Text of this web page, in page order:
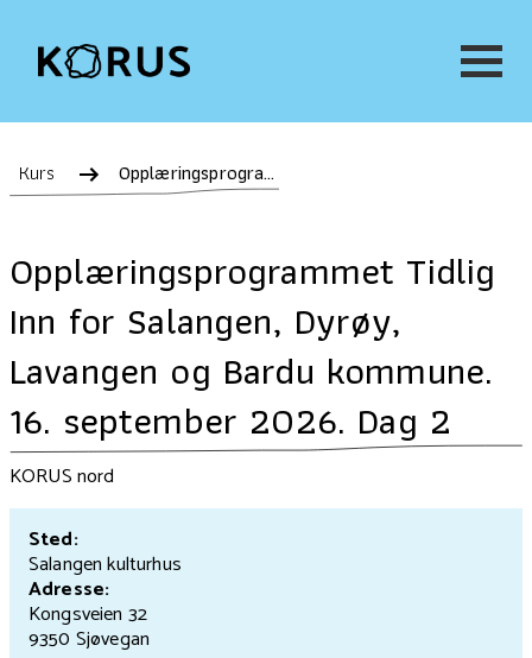
Kurs Opplæringsprogrammet Tidlig Inn for Salangen, Dyrøy, Lavangen og Bardu kommune. 16. september 2026. Dag 2
Opplæringsprogrammet Tidlig
Inn for Salangen, Dyrøy,
Lavangen og Bardu kommune.
16. september 2026. Dag 2
KORUS nord
Sted:
Salangen kulturhus
Adresse:
Kongsveien 32
9350 Sjøvegan